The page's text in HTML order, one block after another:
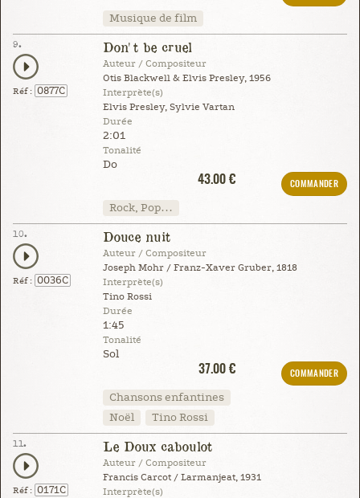
Musique de film
9.
Réf : 0877C
Don't be cruel
Auteur / Compositeur
Otis Blackwell & Elvis Presley, 1956
Interprète(s)
Elvis Presley, Sylvie Vartan
Durée
2:01
Tonalité
Do
43.00 €
COMMANDER
Rock, Pop…
10.
Réf : 0036C
Douce nuit
Auteur / Compositeur
Joseph Mohr / Franz-Xaver Gruber, 1818
Interprète(s)
Tino Rossi
Durée
1:45
Tonalité
Sol
37.00 €
COMMANDER
Chansons enfantines
Noël
Tino Rossi
11.
Réf : 0171C
Le Doux caboulot
Auteur / Compositeur
Francis Carcot / Larmanjeat, 1931
Interprète(s)